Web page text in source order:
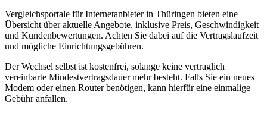
Vergleichsportale für Internetanbieter in Thüringen bieten eine
Übersicht über aktuelle Angebote, inklusive Preis, Geschwindigkeit
und Kundenbewertungen. Achten Sie dabei auf die Vertragslaufzeit
und mögliche Einrichtungsgebühren.
Der Wechsel selbst ist kostenfrei, solange keine vertraglich
vereinbarte Mindestvertragsdauer mehr besteht. Falls Sie ein neues
Modem oder einen Router benötigen, kann hierfür eine einmalige
Gebühr anfallen.